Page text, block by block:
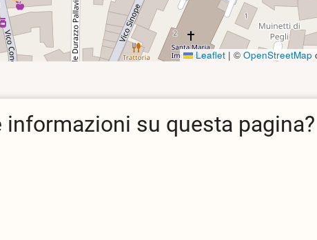
Leaflet | © OpenStreetMap
su questa pagina?